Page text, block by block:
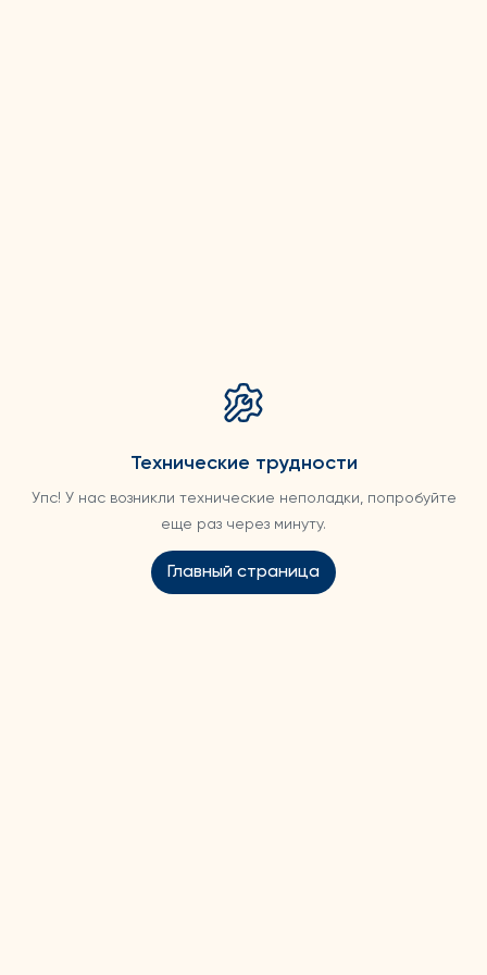
Технические трудности
Упс! У нас возникли технические неполадки, попробуйте
еще раз через минуту.
Главный страница